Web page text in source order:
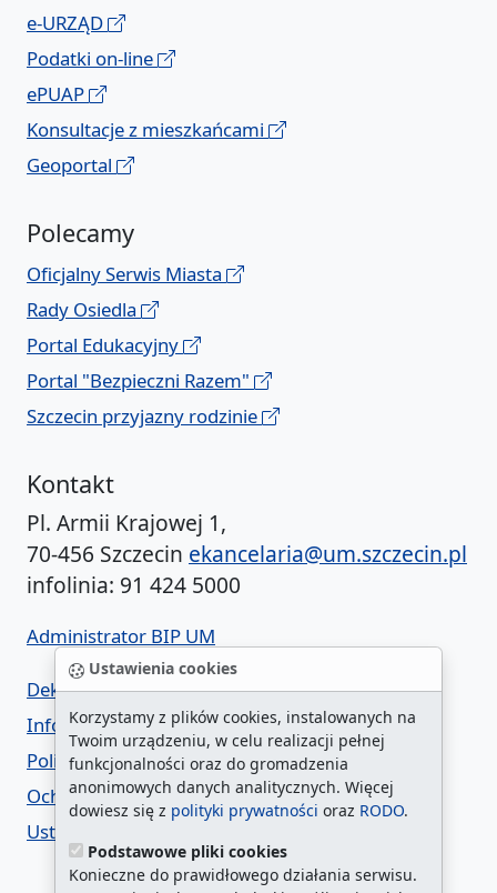
Ustawienia cookies
Korzystamy z plików cookies, instalowanych na
Twoim urządzeniu, w celu realizacji pełnej
funkcjonalności oraz do gromadzenia
anonimowych danych analitycznych. Więcej
dowiesz się z polityki prywatności oraz RODO.
Podstawowe pliki cookies
Konieczne do prawidłowego działania serwisu.
e-URZĄD
Podatki on-line
ePUAP
Konsultacje z mieszkańcami
Geoportal
Polecamy
Oficjalny Serwis Miasta
Rady Osiedla
Portal Edukacyjny
Portal "Bezpieczni Razem"
Szczecin przyjazny rodzinie
Kontakt
Pl. Armii Krajowej 1,
70-456 Szczecin ekancelaria@um.szczecin.pl
infolinia: 91 424 5000
Administrator BIP UM
Deklaracja dostępności
Informacja o urzędzie w ETR
Polityka prywatności
Ochrona danych osobowych
Ustawienia cookies